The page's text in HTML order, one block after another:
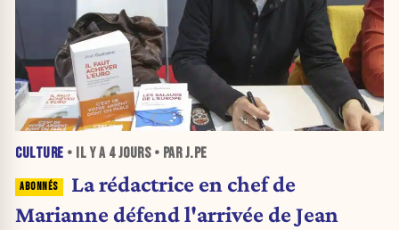
CULTURE • IL Y A 4 JOURS• PAR J.PE
La rédactrice en chef de
Marianne défend l'arrivée de Jean